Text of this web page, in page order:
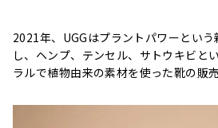
2021年、UGGはプラントパワーとい
し、ヘンプ、テンセル、サトウキビと
ラルで植物由来の素材を使った靴の販